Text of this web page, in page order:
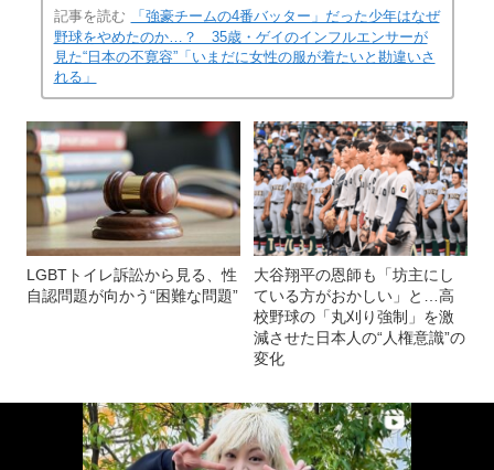
記事を読む
「強豪チームの4番バッター」だった少年はなぜ
野球をやめたのか…？ 35歳・ゲイのインフルエンサーが
見た“日本の不寛容”「いまだに女性の服が着たいと勘違いさ
れる」
LGBTトイレ訴訟から見る、性
自認問題が向かう“困難な問題”
大谷翔平の恩師も「坊主にし
ている方がおかしい」と…高
校野球の「丸刈り強制」を激
減させた日本人の“人権意識”の
変化